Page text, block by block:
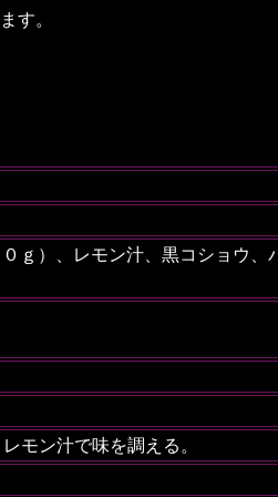
す。
ｇ）、レモン汁、黒コショウ、
モン汁で味を調える。